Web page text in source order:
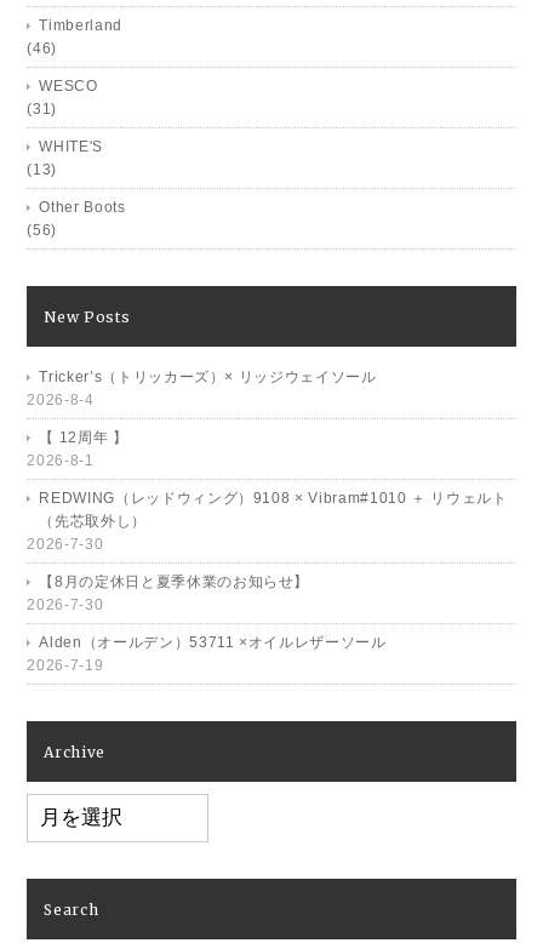
Timberland
(46)
WESCO
(31)
WHITE'S
(13)
Other Boots
(56)
New Posts
Tricker’s（トリッカーズ）× リッジウェイソール
2026-8-4
【 12周年 】
2026-8-1
REDWING（レッドウィング）9108 × Vibram#1010 ＋ リウェルト
（先芯取外し）
2026-7-30
【8月の定休日と夏季休業のお知らせ】
2026-7-30
Alden（オールデン）53711 ×オイルレザーソール
2026-7-19
Archive
Archive
Search